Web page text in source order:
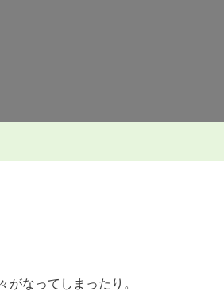
なってしまったり。